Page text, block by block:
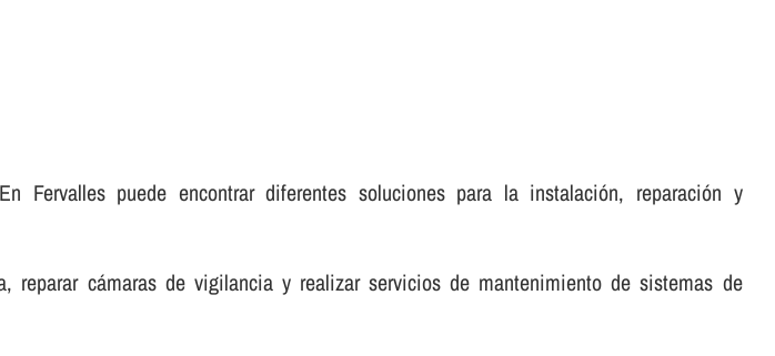
Fervalles puede encontrar diferentes soluciones para la instalación, reparación y
cámaras de vigilancia y realizar servicios de mantenimiento de sistemas de